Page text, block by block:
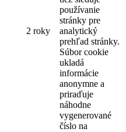
2 roky
používanie
stránky pre
analytický
prehľad stránky.
Súbor cookie
ukladá
informácie
anonymne a
priraďuje
náhodne
vygenerované
číslo na